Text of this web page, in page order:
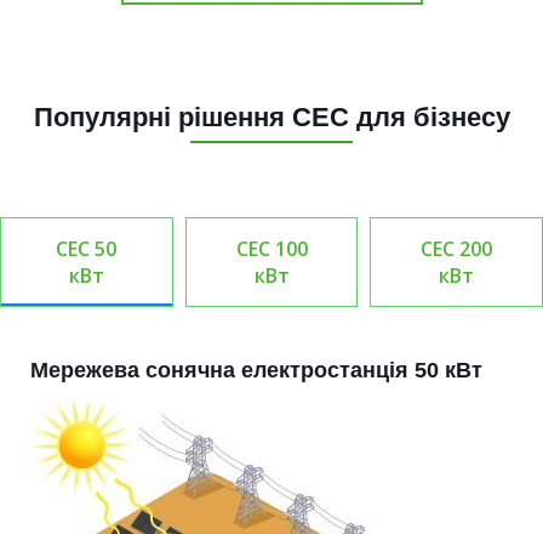
Популярні рішення СЕС для бізнесу
СЕС 50
кВт
СЕС 100
кВт
СЕС 200
кВт
Мережева сонячна електростанція 50 кВт